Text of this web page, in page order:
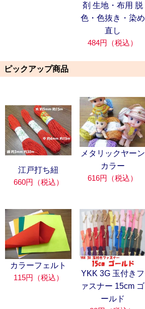
剤 生地・布用 脱
色・色抜き・染め
直し
484円（税込）
ピックアップ商品
江戸打ち紐
660円（税込）
メタリックヤーン
カラー
616円（税込）
カラーフェルト
115円（税込）
YKK 3G 玉付きフ
ァスナー 15cm ゴ
ールド